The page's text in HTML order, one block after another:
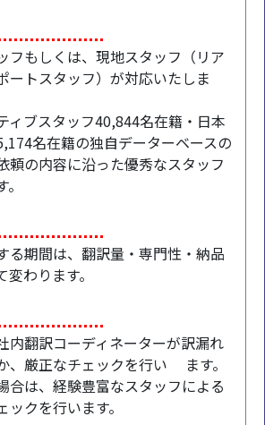
フもしくは、現地スタッフ（リア
ートスタッフ）が対応いたしま
ィブスタッフ40,844名在籍・日本
名在籍の独自データーベースの
頼の内容に沿った優秀なスタッフ
る期間は、翻訳量・専門性・納品
わります。
内翻訳コーディネーターが訳漏れ
、厳正なチェックを行い ます。
合は、経験豊富なスタッフによる
クを行います。